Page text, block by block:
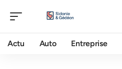
Actu Auto Entreprise